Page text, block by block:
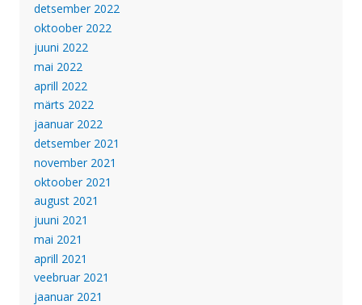
detsember 2022
oktoober 2022
juuni 2022
mai 2022
aprill 2022
märts 2022
jaanuar 2022
detsember 2021
november 2021
oktoober 2021
august 2021
juuni 2021
mai 2021
aprill 2021
veebruar 2021
jaanuar 2021